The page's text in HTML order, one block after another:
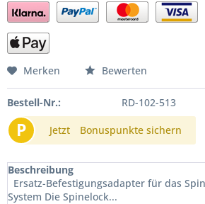
Merken Bewerten
Bestell-Nr.: RD-102-513
P Jetzt Bonuspunkte sichern
Beschreibung
Ersatz-Befestigungsadapter für das
System Die Spinelock...